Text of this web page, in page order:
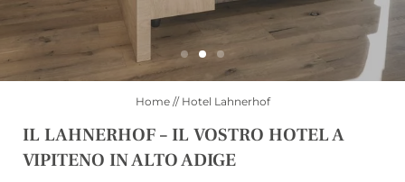
Home // Hotel Lahnerhof
IL LAHNERHOF – IL VOSTRO HOTEL A
VIPITENO IN ALTO ADIGE